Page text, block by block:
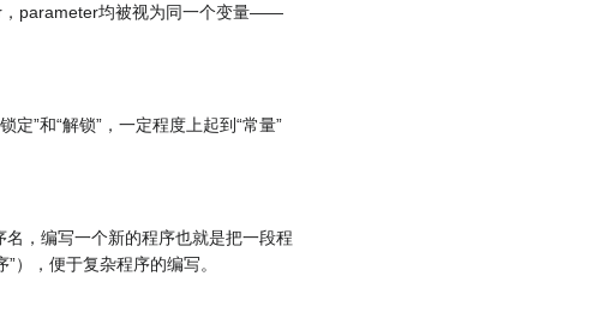
，parameter均被视为同一个变量——
”和“解锁”，一定程度上起到“常量”
，编写一个新的程序也就是把一段程
），便于复杂程序的编写。